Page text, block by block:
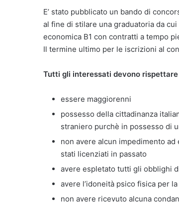
E’ stato pubblicato un bando di
al fine di stilare una graduatoria da
economica B1 con contratti a tempo
Il termine ultimo per le iscrizioni al
Tutti gli interessati devono
essere maggiorenni
possesso della cittadinanza
straniero purchè in possesso di
non avere alcun impedimento
stati licenziati in passato
avere espletato tutti gli obblighi
avere l’idoneità psico fisica per
non avere ricevuto alcuna